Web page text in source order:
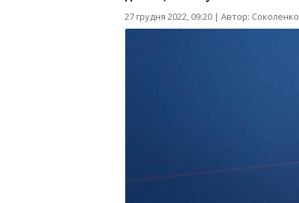
27 грудня 2022, 09:20 | Автор: Соколенко